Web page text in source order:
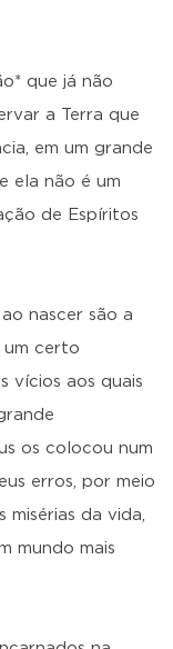
que já não
a Terra que
em um grande
ela não é um
de Espíritos
nascer são a
um certo
vícios aos quais
os colocou num
erros, por meio
da vida,
mundo mais